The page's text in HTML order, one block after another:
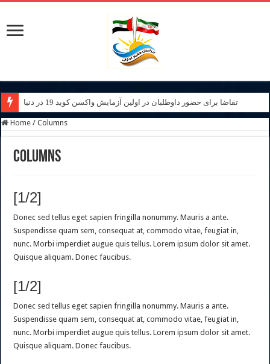
تقاضا برای حضور داوطلبان در اولین آزمایش واکسن کوید 19 در دنیا
Home / Columns
Columns
[1/2]
Donec sed tellus eget sapien fringilla nonummy. Mauris a ante.
Suspendisse quam sem, consequat at, commodo vitae, feugiat in,
nunc. Morbi imperdiet augue quis tellus. Lorem ipsum dolor sit amet.
Quisque aliquam. Donec faucibus.
[1/2]
Donec sed tellus eget sapien fringilla nonummy. Mauris a ante.
Suspendisse quam sem, consequat at, commodo vitae, feugiat in,
nunc. Morbi imperdiet augue quis tellus. Lorem ipsum dolor sit amet.
Quisque aliquam. Donec faucibus.